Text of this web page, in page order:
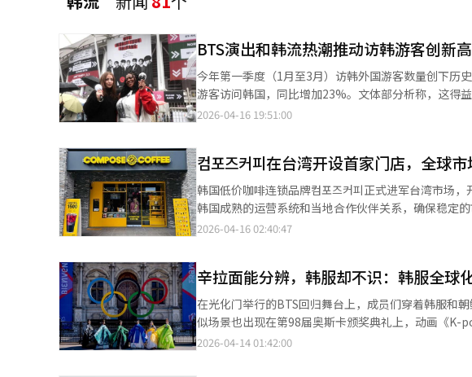
BTS演出和韩流热潮推动访韩游客创新高
今年第一季度（1月至3月）访韩外国游客数量创下历
游客访问韩国，同比增加23%。文体部分析称，这得
看，中国游客最多，达145万，同比增长29%。日本
增加。通过地方机场入境的外国游客增加了49.7%，
用卡消费额增加了23.0%。第一季度访韩旅游的总体
开展海外营销活动。3月和4月在香港、中国（深圳、
体部长崔辉英3月亲自出席了中国的韩国旅游说明会
国、越南、菲律宾等12个国家的5年和10年多次签证
文体部旅游政策室长姜正元表示：“凭借‘韩流’的魅
总统主持的扩大国家旅游战略会议上提出的‘访韩旅
出：“由于国际油价和燃油附加费上涨导致机票价格
我们将积极应对，管理潜在威胁因素。”※ 本报道经
2026-04-16 19:51:00
컴포즈커피在台湾开设首家门店，全球
韩国低价咖啡连锁品牌컴포즈커피正式进军台湾市场
韩国成熟的运营系统和当地合作伙伴关系，确保稳定
式上，컴포즈커피代表金洪锡、Jollibee集团董事长
训手册，确保品牌体验的一致性。为拓展市场，컴포
其强大的分销网络和品牌知名度降低市场进入壁垒。
年轻消费者，迎合韩流文化的影响。컴포즈커피计划
并计划到2033年在台湾扩展至550家门店，旨在建立
投向海外市场，컴포즈커피也在这一趋势中寻求多元化
2026-04-16 02:40:47
辛拉面能分辨，韩服却不识：韩服全球
在光化门举行的BTS回归舞台上，成员们穿着韩服和
似场景也出现在第98届奥斯卡颁奖典礼上，动画《K-
全球内容中频繁出现，成为“K文化”的象征。然而，
2026-04-14 01:42:00